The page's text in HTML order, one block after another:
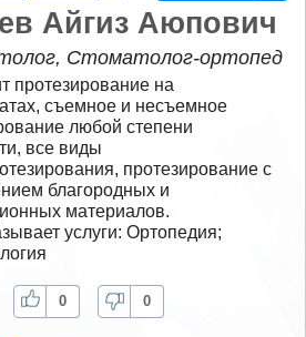
Айгиз Аюпович
Стоматолог-ортопед
протезирование на
съемное и несъемное
любой степени
все виды
протезирование с
благородных и
материалов.
услуги: Ортопедия;
0 0